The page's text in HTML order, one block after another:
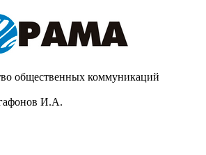
общественных коммуникаций
И.А.